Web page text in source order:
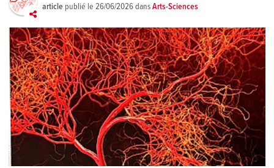
article publié le26/06/2026dansArts-Sciences